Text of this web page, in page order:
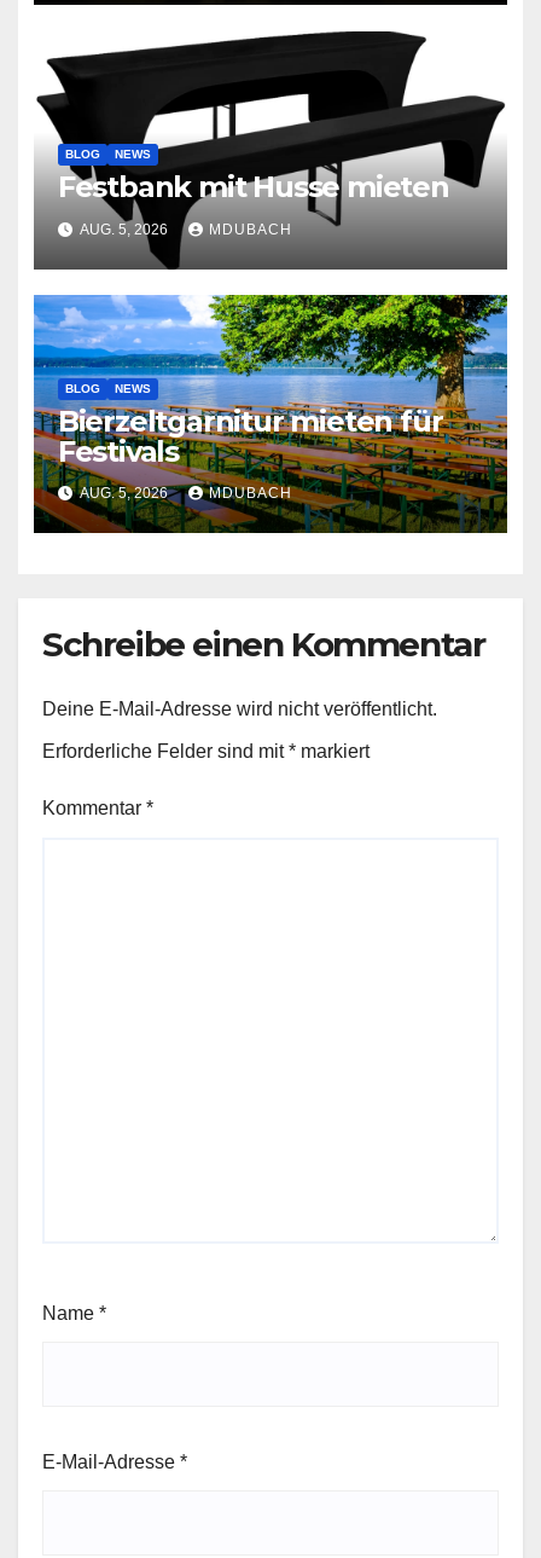
BLOG NEWS
Festbank mit Husse mieten
AUG. 5, 2026 MDUBACH
BLOG NEWS
Bierzeltgarnitur mieten für
Festivals
AUG. 5, 2026 MDUBACH
Schreibe einen Kommentar
Deine E-Mail-Adresse wird nicht veröffentlicht.
Erforderliche Felder sind mit* markiert
Kommentar *
Name *
E-Mail-Adresse *